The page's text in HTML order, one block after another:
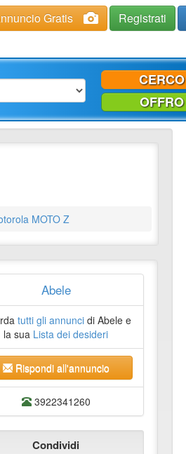
Gratis Registrati
CERCO
OFFRO
MOTO Z
Abele
tutti gli annuncidi Abele e
la sua Lista dei desideri
Rispondi all'annuncio
3922341260
Condividi